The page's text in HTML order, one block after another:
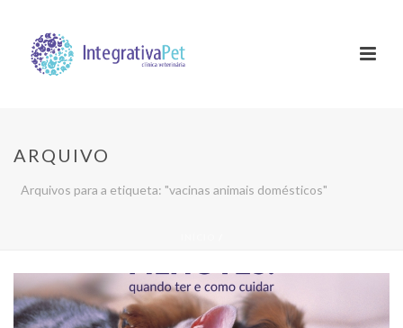
ARQUIVO
Arquivos para a etiqueta: "vacinas animais domésticos"